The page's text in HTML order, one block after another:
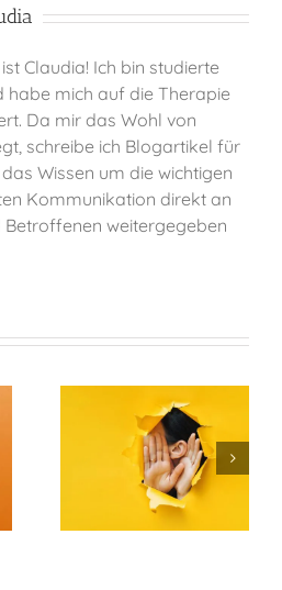
Claudia! Ich bin studierte
habe mich auf die Therapie
Da mir das Wohl von
schreibe ich Blogartikel für
Wissen um die wichtigen
Kommunikation direkt an
weitergegeben